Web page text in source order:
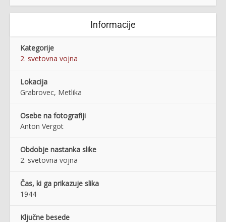
Informacije
Kategorije
2. svetovna vojna
Lokacija
Grabrovec, Metlika
Osebe na fotografiji
Anton Vergot
Obdobje nastanka slike
2. svetovna vojna
Čas, ki ga prikazuje slika
1944
Ključne besede